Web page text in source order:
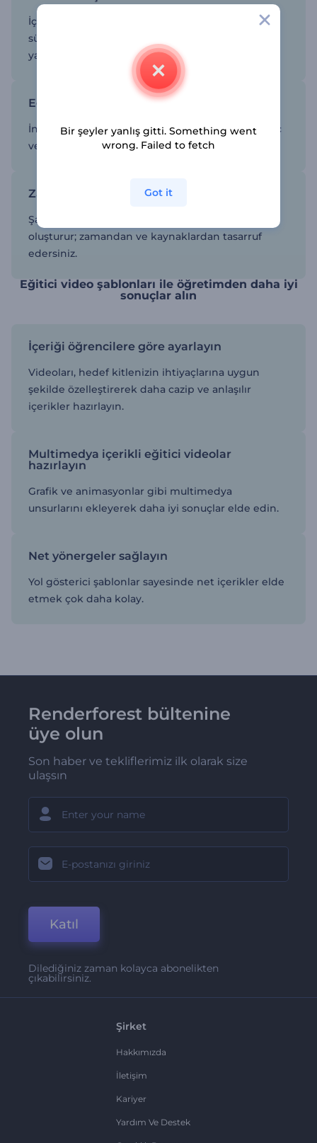
İçerik oluştururken tutarlı olmak, kaliteyi
sürdürmeye ve sonuçları optimize etmeye
yardımcı olur.
Eğitici videolara interaktif unsurlar ekleyin
İnteraktif bileşenler, eğitici videolarını daha ilginç
ve etkili hale getirir.
Zamandan ve kaynaklardan tasarruf edin
Şablonları kullanarak videoları dakikalar içinde
oluşturur; zamandan ve kaynaklardan tasarruf
edersiniz.
Eğitici video şablonları ile öğretimden daha iyi
sonuçlar alın
İçeriği öğrencilere göre ayarlayın
Videoları, hedef kitlenizin ihtiyaçlarına uygun
şekilde özelleştirerek daha cazip ve anlaşılır
içerikler hazırlayın.
Multimedya içerikli eğitici videolar
hazırlayın
Grafik ve animasyonlar gibi multimedya
unsurlarını ekleyerek daha iyi sonuçlar elde edin.
Net yönergeler sağlayın
Yol gösterici şablonlar sayesinde net içerikler elde
etmek çok daha kolay.
Renderforest bültenine
üye olun
Son haber ve tekliflerimiz ilk olarak size
ulaşsın
Katıl
Dilediğiniz zaman kolayca abonelikten
çıkabilirsiniz.
Şirket
Hakkımızda
İletişim
Kariyer
Yardım Ve Destek
Bir şeyler yanlış gitti. Something went
wrong. Failed to fetch
Got it